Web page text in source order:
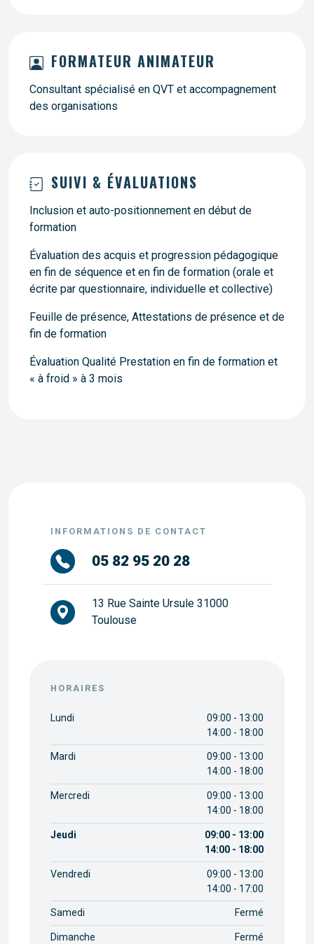
FORMATEUR ANIMATEUR
Consultant spécialisé en QVT et accompagnement
des organisations
SUIVI & ÉVALUATIONS
Inclusion et auto-positionnement en début de
formation
Évaluation des acquis et progression pédagogique
en fin de séquence et en fin de formation (orale et
écrite par questionnaire, individuelle et collective)
Feuille de présence, Attestations de présence et de
fin de formation
Évaluation Qualité Prestation en fin de formation et
« à froid » à 3 mois
INFORMATIONS DE CONTACT
05 82 95 20 28
13 Rue Sainte Ursule 31000
Toulouse
HORAIRES
Lundi
09:00 - 13:00
14:00 - 18:00
Mardi
09:00 - 13:00
14:00 - 18:00
Mercredi
09:00 - 13:00
14:00 - 18:00
Jeudi
09:00 - 13:00
14:00 - 18:00
Vendredi
09:00 - 13:00
14:00 - 17:00
Samedi Fermé
Dimanche Fermé